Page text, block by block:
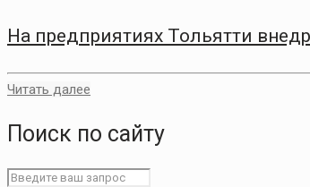
На предприятиях Тольятти
Читать далее
Поиск по сайту